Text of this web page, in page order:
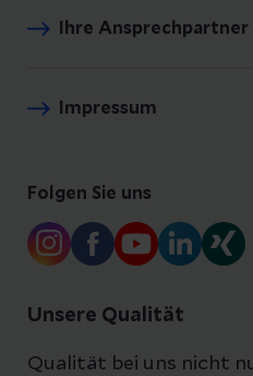
Ihre Ansprechpartner
Impressum
Folgen Sie uns
Unsere Qualität
Qualität bei uns nicht